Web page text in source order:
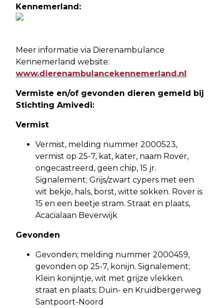
Kennemerland:
Meer informatie via Dierenambulance
Kennemerland website:
www.dierenambulancekennemerland.nl
Vermiste en/of gevonden dieren gemeld bij
Stichting Amivedi:
Vermist
Vermist, melding nummer 2000523,
vermist op 25-7, kat, kater, naam Rover,
ongecastreerd, geen chip, 15 jr.
Signalement; Grijs/zwart cypers met een
wit bekje, hals, borst, witte sokken. Rover is
15 en een beetje stram. Straat en plaats,
Acacialaan Beverwijk
Gevonden
Gevonden; melding nummer 2000459,
gevonden op 25-7, konijn. Signalement;
Klein konijntje, wit met grijze vlekken.
straat en plaats; Duin- en Kruidbergerweg
Santpoort-Noord